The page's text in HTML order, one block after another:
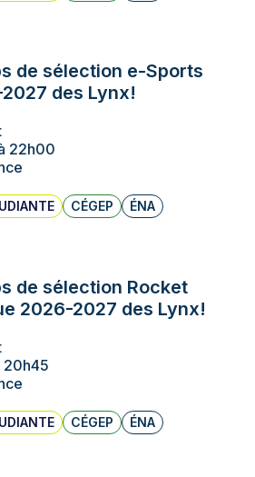
de sélection e-Sports
des Lynx!
22h00
CÉGEP ÉNA
de sélection Rocket
2026-2027 des Lynx!
20h45
CÉGEP ÉNA